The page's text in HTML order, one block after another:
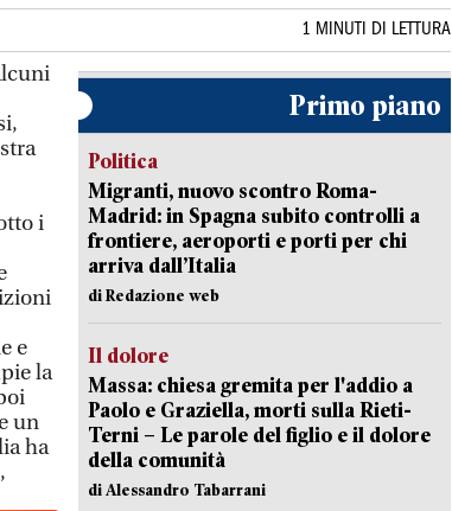
1 MINUTI DI LETTURA
i
e
la
un
ha
Primo piano
Politica
Migranti, nuovo scontro Roma-
Madrid: in Spagna subito controlli a
frontiere, aeroporti e porti per chi
arriva dall’Italia
di Redazione web
Il dolore
Massa: chiesa gremita per l'addio a
Paolo e Graziella, morti sulla Rieti-
Terni – Le parole del figlio e il dolore
della comunità
di Alessandro Tabarrani